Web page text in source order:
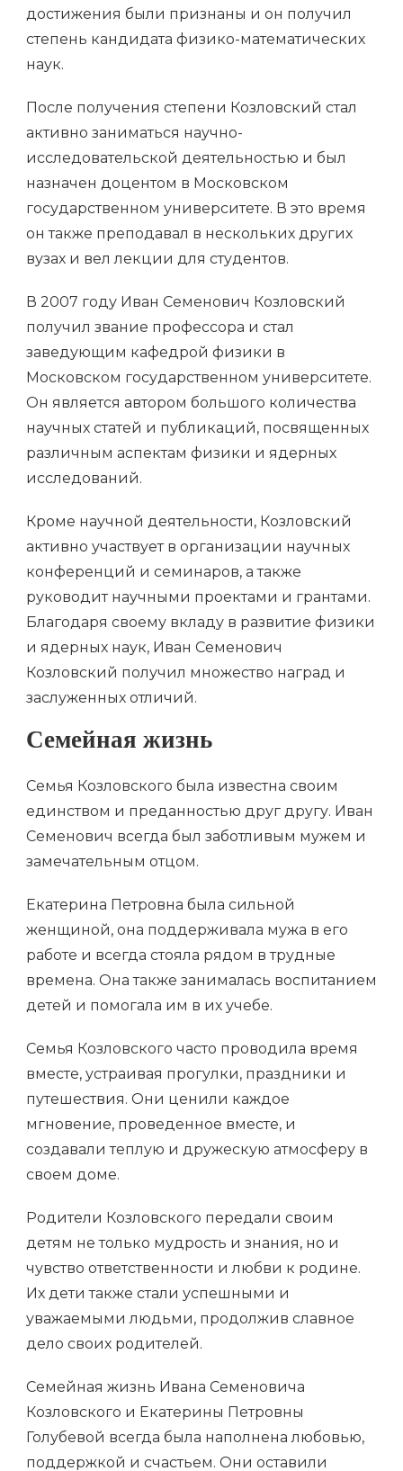
достижения были признаны и он получил
степень кандидата физико-математических
наук.
После получения степени Козловский стал
активно заниматься научно-
исследовательской деятельностью и был
назначен доцентом в Московском
государственном университете. В это время
он также преподавал в нескольких других
вузах и вел лекции для студентов.
В 2007 году Иван Семенович Козловский
получил звание профессора и стал
заведующим кафедрой физики в
Московском государственном университете.
Он является автором большого количества
научных статей и публикаций, посвященных
различным аспектам физики и ядерных
исследований.
Кроме научной деятельности, Козловский
активно участвует в организации научных
конференций и семинаров, а также
руководит научными проектами и грантами.
Благодаря своему вкладу в развитие физики
и ядерных наук, Иван Семенович
Козловский получил множество наград и
заслуженных отличий.
Семейная жизнь
Семья Козловского была известна своим
единством и преданностью друг другу. Иван
Семенович всегда был заботливым мужем и
замечательным отцом.
Екатерина Петровна была сильной
женщиной, она поддерживала мужа в его
работе и всегда стояла рядом в трудные
времена. Она также занималась воспитанием
детей и помогала им в их учебе.
Семья Козловского часто проводила время
вместе, устраивая прогулки, праздники и
путешествия. Они ценили каждое
мгновение, проведенное вместе, и
создавали теплую и дружескую атмосферу в
своем доме.
Родители Козловского передали своим
детям не только мудрость и знания, но и
чувство ответственности и любви к родине.
Их дети также стали успешными и
уважаемыми людьми, продолжив славное
дело своих родителей.
Семейная жизнь Ивана Семеновича
Козловского и Екатерины Петровны
Голубевой всегда была наполнена любовью,
поддержкой и счастьем. Они оставили